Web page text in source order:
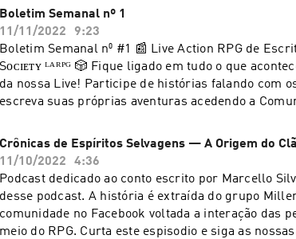
#millenniumsocietylarpg
Millennium Society! Curta, compartilhe e siga nossas outras redes sociais:
Facebook: @millenniumsocietyrpg Twitch: @millenniumsocietyrpg Spotify:
@millenniumsocietyrpg Instagram: @millenniumsocietyrpg ㅤㅤㅤ— Ｂｌａｃｋ Ｗｏ
ｌｆ鬼狼.ㅤ(_̅_̅_̅_̅(̅_̅_̅_̅_̅_̅_̅_̅()ڪے~ .. #larpg #rpgnofacebook #escrita #liveaction
#histórias #tramas #cenas #literatura #escritores
#expressãoemação #crônicas #podcast
Boletim Semanal nº 1
11/11/2022
9:23
Boletim Semanal n⁰ #1 📰 Live Action RPG de Escrita Criativa, Mɪʟʟᴇɴɴɪᴜᴍ
Sᴏᴄɪᴇᴛʏ ᴸᴬᴿᴾᴳ 🎲 Fique ligado em tudo o que acontece com as principais notícias
da nossa Live! Participe de histórias falando com
escreva suas próprias aventuras acedendo a
| Facebook: @millenniumsocietyrpg #larpg
#liveaction #histórias #tramas #cenas #literatura
#expressãoemação #boletimsemanal #podcast
#liveactionmillenniumsociety
Crônicas de Espíritos Selvagens — A Origem do
11/10/2022
4:36
Podcast dedicado ao conto escrito por Marcello
desse podcast. A história é extraída do grupo
comunidade no Facebook voltada a interação das
meio do RPG. Curta este espisodio e siga as